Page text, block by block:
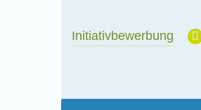
Initiativbewerbung